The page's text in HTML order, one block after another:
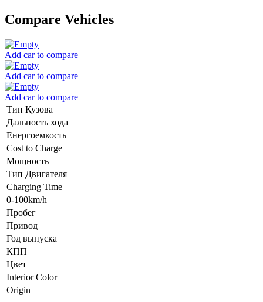
Compare Vehicles
Add car to compare
Add car to compare
Add car to compare
Тип Кузова
Дальность хода
Енергоемкость
Cost to Charge
Мощность
Тип Двигателя
Charging Time
0-100km/h
Пробег
Привод
Год выпуска
КПП
Цвет
Interior Color
Origin